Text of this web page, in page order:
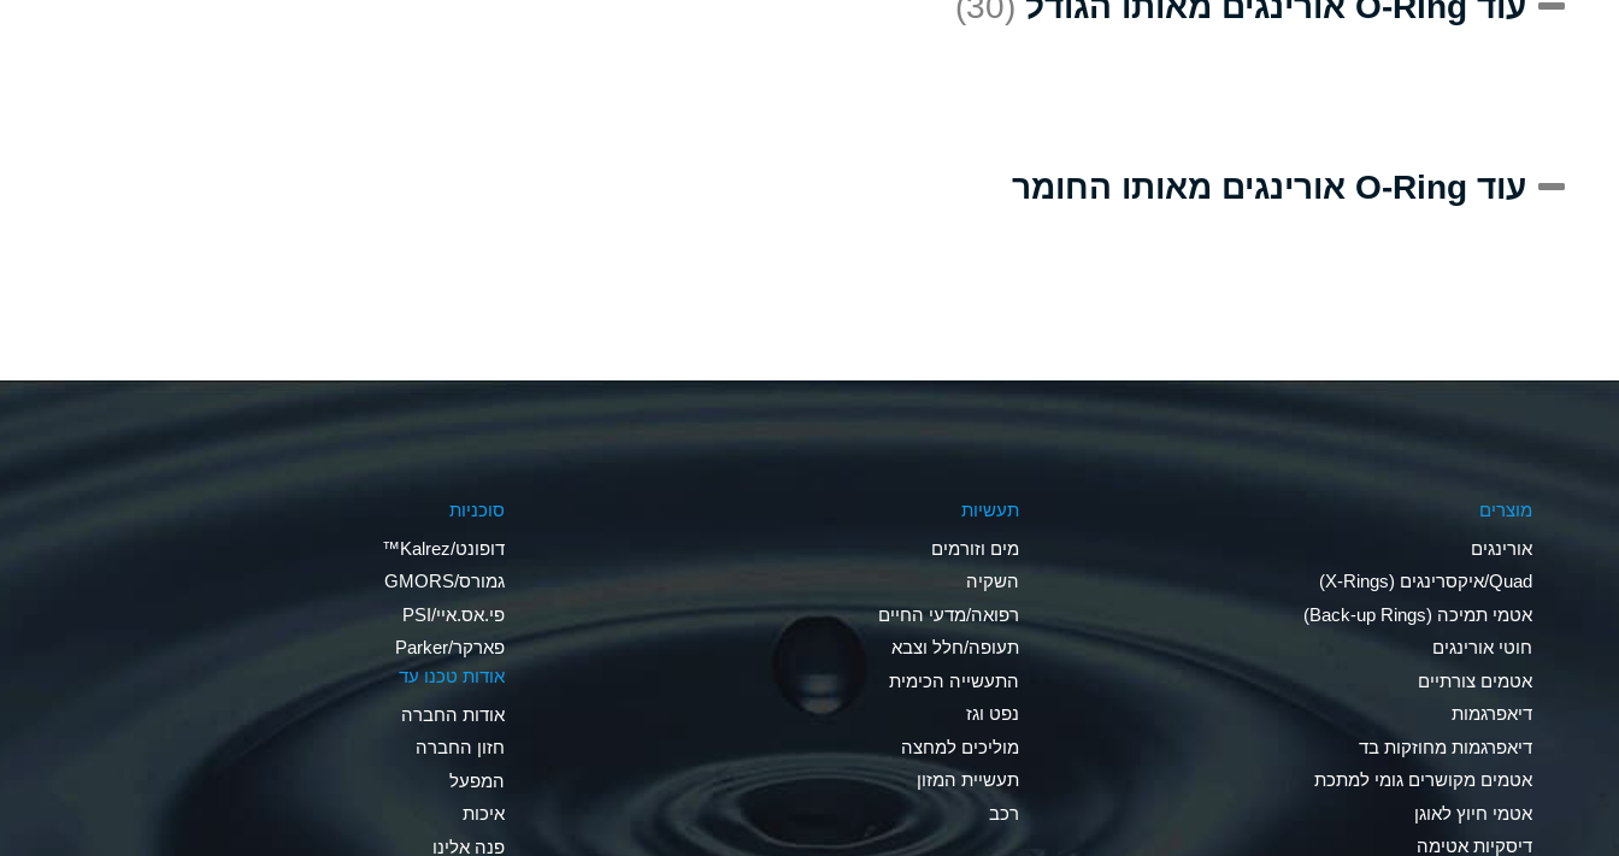
Acrlylonitrile
C
Aluminum Acetate (Aqueous)
Ammonia Anhydrous
D
Ammonia Gas (hot)
D
Ammonium Carbonate (Aqueous)
Ammonium Chloride (Aqueous)
A
Ammonium Hydroxide (conc.)
B
Ammonium Nitrate (Aqueous)
עוד O-Ring אורינגים מאותו החומר
מוצרים
אורינגים
Quad/איקסרינגים (X-Rings)
אטמי תמיכה (Back-up Rings)
חוטי אורינגים
אטמים צורתיים
דיאפרגמות
דיאפרגמות מחוזקות בד
אטמים מקושרים גומי למתכת
אטמי חיוץ לאוגן
דיסקיות אטימה
תעשיות
מים וזורמים
השקיה
רפואה/מדעי החיים
תעופה/חלל וצבא
התעשייה הכימית
נפט וגז
מוליכים למחצה
תעשיית המזון
רכב
סוכניות
דופונט/Kalrez™
גמורס/GMORS
פי.אס.איי/PSI
פארקר/Parker
אודות טכנו עד
אודות החברה
חזון החברה
המפעל
איכות
פנה אלינו